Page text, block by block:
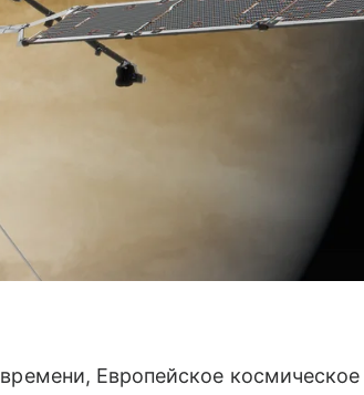
Европейское космическое